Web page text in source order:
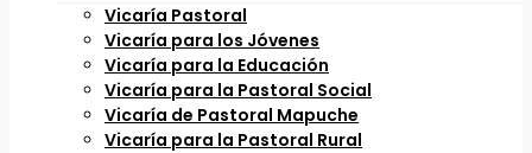
Vicaría Pastoral
Vicaría para los Jóvenes
Vicaría para la Educación
Vicaría para la Pastoral Social
Vicaría de Pastoral Mapuche
Vicaría para la Pastoral Rural